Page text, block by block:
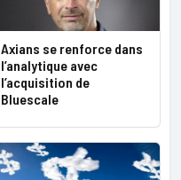
Axians se renforce dans
l’analytique avec
l’acquisition de
Bluescale